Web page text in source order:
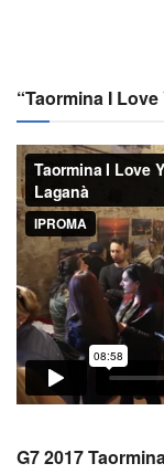
“Taormina I
G7 2017